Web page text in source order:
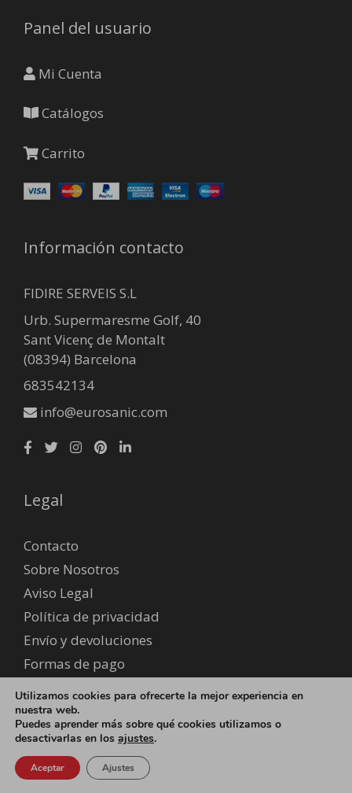
en
página
producto
Panel del usuario
Mi Cuenta
Catálogos
Carrito
Información contacto
FIDIRE SERVEIS S.L
Urb. Supermaresme Golf, 40
Sant Vicenç de Montalt
(08394) Barcelona
683542134
info@eurosanic.com
Legal
Contacto
Sobre Nosotros
Aviso Legal
Política de privacidad
Envío y devoluciones
Formas de pago
© 2026 EUROSANIC - Fidire Serveis S.L B65818841 -
de cookies
Utilizamos cookies para ofrecerte la mejor experiencia en
nuestra web.
Puedes aprender más sobre qué cookies utilizamos o
desactivarlas en los ajustes.
Aceptar Ajustes